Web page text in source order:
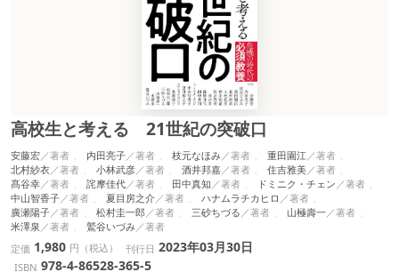
高校生と考える 21世紀の突破口
安藤宏 内田亮子 枝元なほみ
重田園江
北村紗衣
小林武彦 酒井邦嘉
住吉雅美
髙谷幸
詫摩佳代 田中真知
ドミニク・チェン
中山智香子
夏目房之介
ハナムラチカヒロ
廣瀬陽子
松村圭一郎 三砂ちづる
山極壽一
米澤泉
鷲谷いづみ
定価 1,980 円（税込） 刊行日 2023年03月30日
ISBN 978-4-86528-365-5